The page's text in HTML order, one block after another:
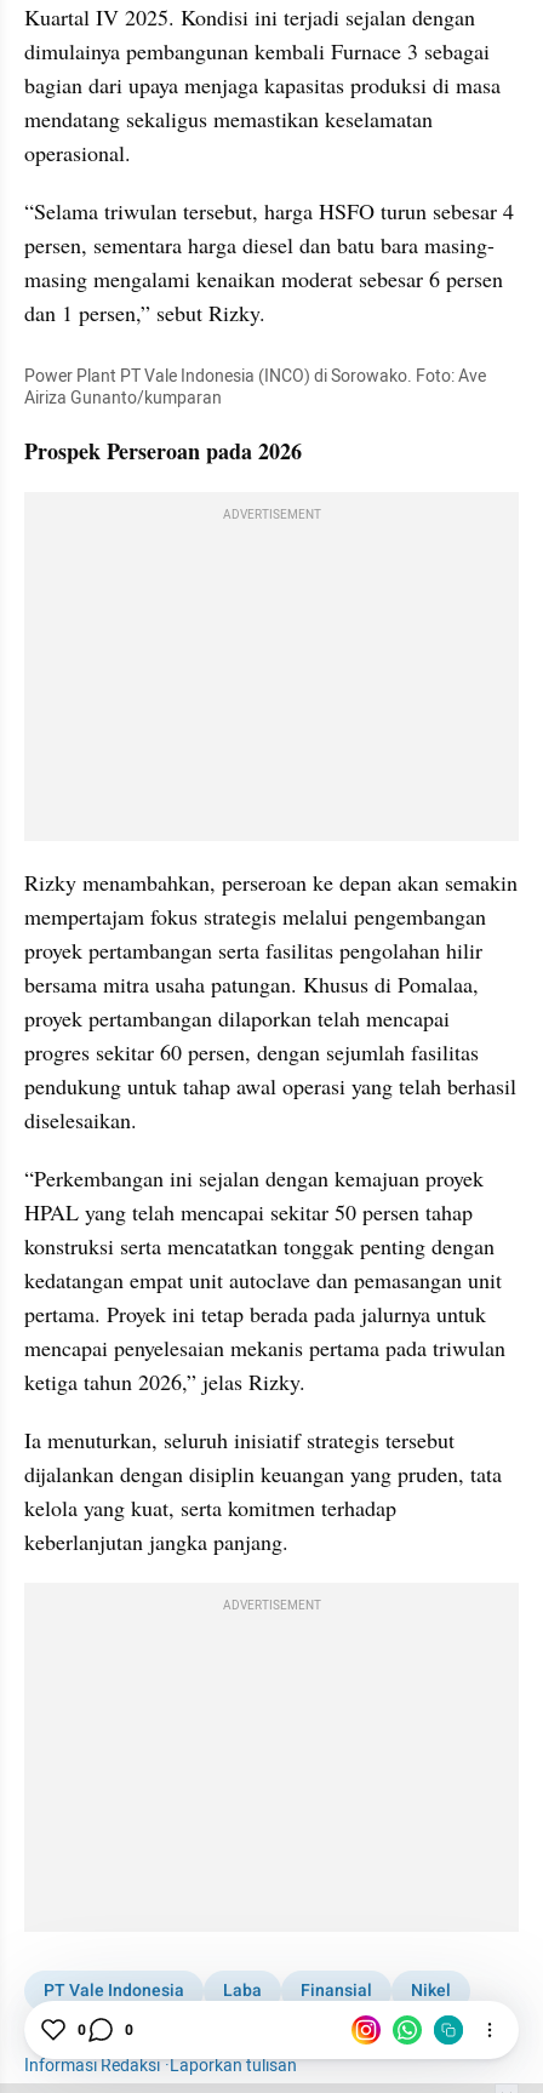
Kuartal IV 2025. Kondisi ini terjadi sejalan dengan
dimulainya pembangunan kembali Furnace 3 sebagai
bagian dari upaya menjaga kapasitas produksi di masa
mendatang sekaligus memastikan keselamatan
operasional.
“Selama triwulan tersebut, harga HSFO turun sebesar 4
persen, sementara harga diesel dan batu bara masing-
masing mengalami kenaikan moderat sebesar 6 persen
dan 1 persen,” sebut Rizky.
Power Plant PT Vale Indonesia (INCO) di Sorowako. Foto: Ave
Airiza Gunanto/kumparan
Prospek Perseroan pada 2026
ADVERTISEMENT
Rizky menambahkan, perseroan ke depan akan semakin
mempertajam fokus strategis melalui pengembangan
proyek pertambangan serta fasilitas pengolahan hilir
bersama mitra usaha patungan. Khusus di Pomalaa,
proyek pertambangan dilaporkan telah mencapai
progres sekitar 60 persen, dengan sejumlah fasilitas
pendukung untuk tahap awal operasi yang telah berhasil
diselesaikan.
“Perkembangan ini sejalan dengan kemajuan proyek
HPAL yang telah mencapai sekitar 50 persen tahap
konstruksi serta mencatatkan tonggak penting dengan
kedatangan empat unit autoclave dan pemasangan unit
pertama. Proyek ini tetap berada pada jalurnya untuk
mencapai penyelesaian mekanis pertama pada triwulan
ketiga tahun 2026,” jelas Rizky.
Ia menuturkan, seluruh inisiatif strategis tersebut
dijalankan dengan disiplin keuangan yang pruden, tata
kelola yang kuat, serta komitmen terhadap
keberlanjutan jangka panjang.
ADVERTISEMENT
PT Vale Indonesia Laba Finansial
Nikel
Energi
Informasi Redaksi·Laporkan tulisan
0 0